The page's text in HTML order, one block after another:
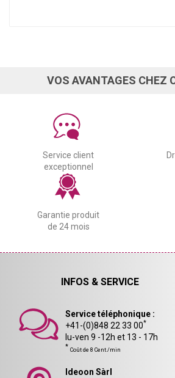
VOS AVANTAGES CHEZ
Service client
exceptionnel
Garantie produit
de 24 mois
INFOS & SERVICE
Service téléphonique :
+41-(0)848 22 33 00*
lu-ven 9 -12h et 13 - 17h
* Coût de 8 Cent./min
Ideoon Sàrl